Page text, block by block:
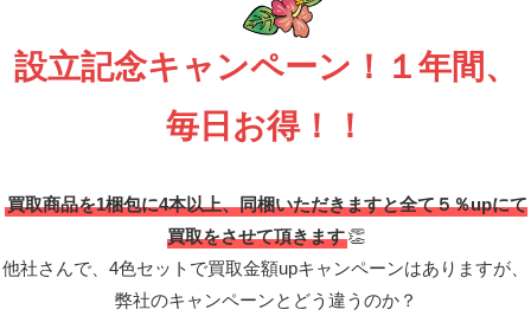
設立記念キャンペーン！１年間、
毎日お得！！
買取商品を1梱包に4本以上、同梱いただきますと全て５％upにて
買取をさせて頂きます👏
他社さんで、4色セットで買取金額upキャンペーンはありますが、
弊社のキャンペーンとどう違うのか？